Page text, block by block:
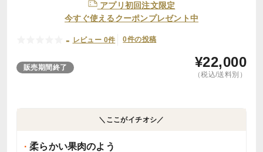
アプリ初回注文限定
今すぐ使えるクーポンプレゼント中
- レビュー 0件 0件の投稿
販売期間終了 ¥22,000
（税込/送料別）
＼ここがイチオシ／
柔らかい果肉のよう